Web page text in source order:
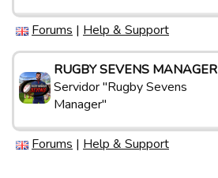
Forums | Help & Support
RUGBY SEVENS MANAGER
Servidor "Rugby Sevens
Manager"
Forums | Help & Support